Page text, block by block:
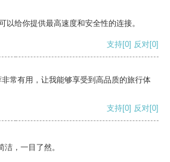
以给你提供最高速度和安全性的连接。
支持[0] 反对[0]
常有用，让我能够享受到高品质的旅行体
支持[0] 反对[0]
，一目了然。